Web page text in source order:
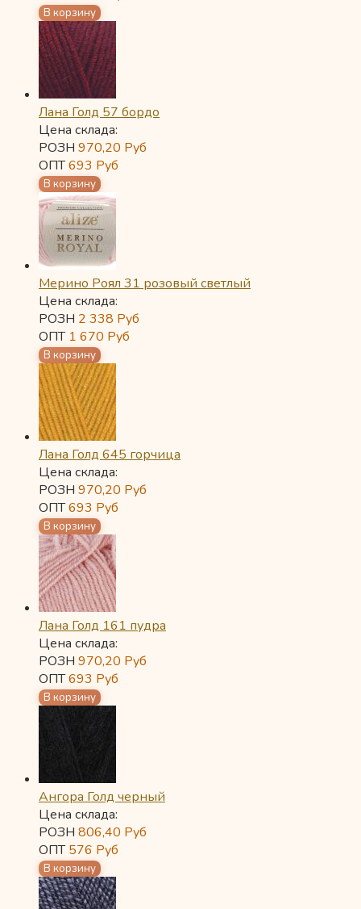
Лана Голд 57 бордо
Цена склада:
РОЗН 970,20 Руб
ОПТ693 Руб
Мерино Роял 31 розовый светлый
Цена склада:
РОЗН 2 338 Руб
ОПТ 1 670 Руб
Лана Голд 645 горчица
Цена склада:
РОЗН 970,20 Руб
ОПТ693 Руб
Лана Голд 161 пудра
Цена склада:
РОЗН 970,20 Руб
ОПТ693 Руб
Ангора Голд черный
Цена склада:
РОЗН 806,40 Руб
ОПТ576 Руб